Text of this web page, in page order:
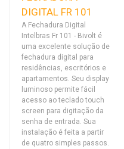
DIGITAL FR 101
A Fechadura Digital
Intelbras Fr 101 - Bivolt é
uma excelente solução de
fechadura digital para
residências, escritórios e
apartamentos. Seu display
luminoso permite fácil
acesso ao teclado touch
screen para digitação da
senha de entrada. Sua
instalação é feita a partir
de quatro simples passos.